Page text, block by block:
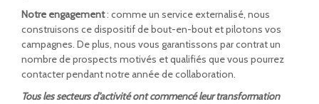
Notre engagement: comme un service externalisé, nous
construisons ce dispositif de bout-en-bout et pilotons vos
campagnes. De plus, nous vous garantissons par contrat un
nombre de prospects motivés et qualifiés que vous pourrez
contacter pendant notre année de collaboration.
Tous les secteurs d’activité ont commencé leur transformation